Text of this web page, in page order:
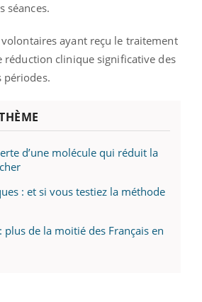
séances.
volontaires ayant reçu le traitement
réduction clinique significative des
périodes.
d’une molécule qui réduit la
: et si vous testiez la méthode
plus de la moitié des Français en